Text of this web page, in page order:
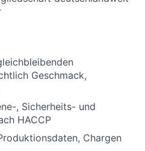
Geschmack,
, Sicherheits- und
HACCP
Chargen